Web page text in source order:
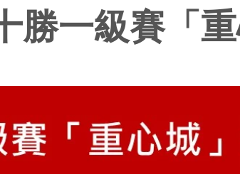
勝一級賽「